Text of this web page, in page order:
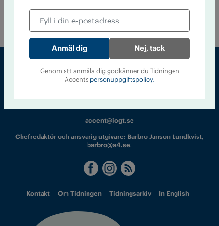
inom IOGT-NTO. Borde IOGT-NTO jobba mer mot rasism –
och vad kan vi lära oss av rörelsens historia?
Sveriges största tidning om droger och nykterhet
accent@iogt.se
Chefredaktör och ansvarig utgivare: Barbro Janson Lundkvist,
barbro@a4.se.
Kontakt Om Tidningen Tidningsarkiv In English
Nej, tack
Genom att anmäla dig godkänner du Tidningen
Accents personuppgiftspolicy.